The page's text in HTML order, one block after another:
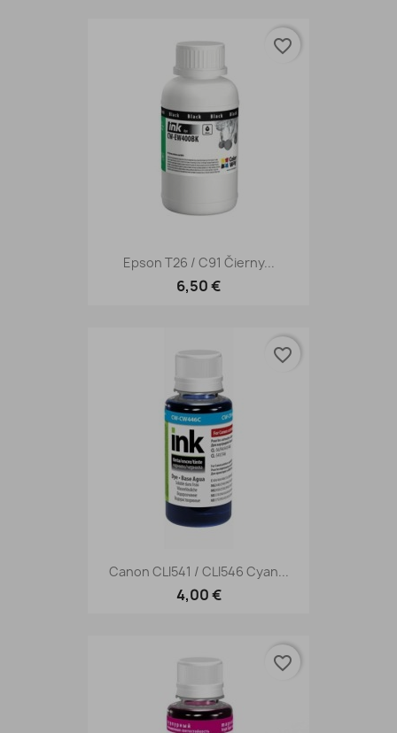
Epson T26 / C91 Čierny...
6,50 €
favorite_border
Canon CLI541 / CLI546 Cyan...
4,00 €
favorite_border
favorite_border